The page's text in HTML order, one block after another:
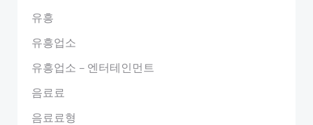
유흥
유흥업소
유흥업소 – 엔터테인먼트
음료료
음료료형